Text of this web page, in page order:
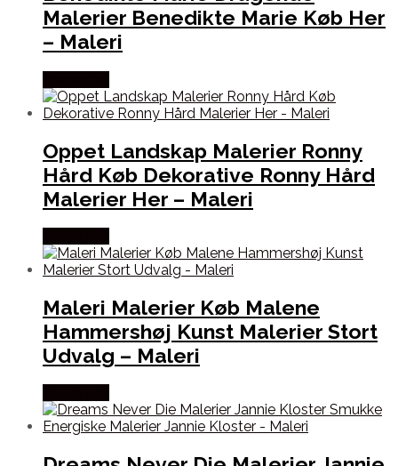
Malerier Benedikte Marie Køb Her
– Maleri
Oppet Landskap Malerier Ronny
Hård Køb Dekorative Ronny Hård
Malerier Her – Maleri
Maleri Malerier Køb Malene
Hammershøj Kunst Malerier Stort
Udvalg – Maleri